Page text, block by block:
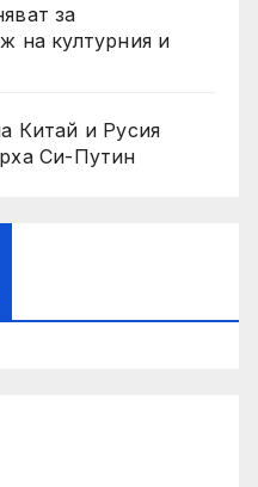
за
на културния и
Китай и Русия
Си-Путин